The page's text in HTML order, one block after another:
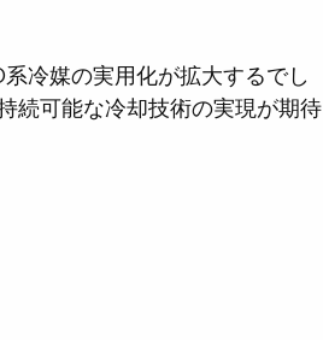
冷媒の実用化が拡大するでし
続可能な冷却技術の実現が期待